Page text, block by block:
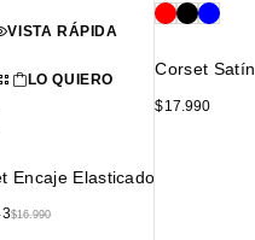
VISTA RÁPIDA
LO QUIERO
Encaje Elasticado
$16.990
Corset Satín
$17.990